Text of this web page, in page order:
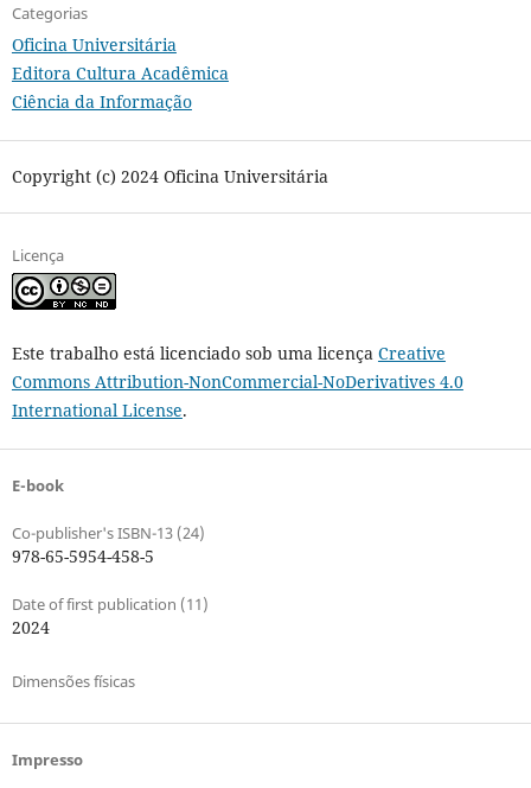
Categorias
Oficina Universitária
Editora Cultura Acadêmica
Ciência da Informação
Copyright (c) 2024 Oficina Universitária
Licença
Este trabalho está licenciado sob uma licença Creative
Commons Attribution-NonCommercial-NoDerivatives 4.0
International License.
E-book
Co-publisher's ISBN-13 (24)
978-65-5954-458-5
Date of first publication (11)
2024
Dimensões físicas
Impresso